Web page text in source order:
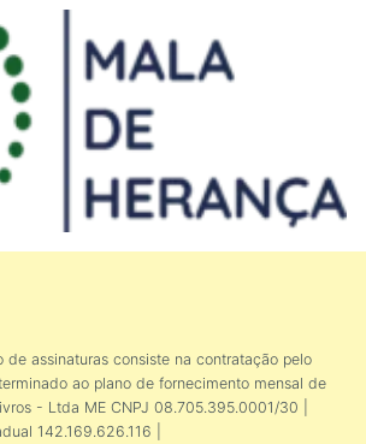
assinaturas consiste na contratação pelo
ao plano de fornecimento mensal de
- Ltda ME CNPJ 08.705.395.0001/30 |
142.169.626.116 |